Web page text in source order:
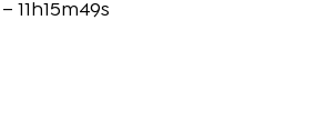
11h15m49s